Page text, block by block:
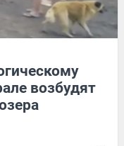
возбудят